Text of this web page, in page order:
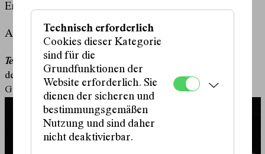
Ergänzend entstehen Kurzhörstücke mit Ö1.
Alle Informationen finden Siehier
Text in Arbeitund Hans-Gratzer-Preis
des Hans-Gratzer-Stipendiums am Schauspielhaus Wien.
Gefördert durch die
Literar Mechana
Technisch erforderlich
Cookies dieser Kategorie
sind für die
Grundfunktionen der
Website erforderlich. Sie
dienen der sicheren und
bestimmungsgemäßen
Nutzung und sind daher
nicht deaktivierbar.